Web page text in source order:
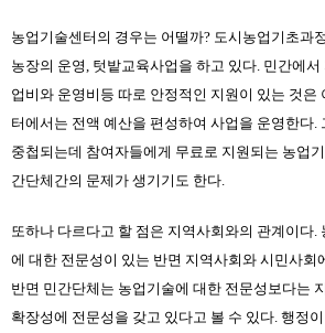
농업기술센터의 경우는 어떨까? 도시농업기초과
농장의 운영, 텃밭교육사업을 하고 있다. 민간에
업비와 운영비등 따로 안정적인 지원이 있는 것은
터에서는 전액 예산을 편성하여 사업을 운영한다.
중첩되는데 참여자들에게 무료로 지원되는 농업
간단체간의 문제가 생기기도 한다.
또하나 다르다고 할 점은 지역사회와의 관계이다.
에 대한 전문성이 있는 반면 지역사회와 시민사회
반면 민간단체는 농업기술에 대한 전문성보다는
확장성에 전문성을 갖고 있다고 볼 수 있다. 행정